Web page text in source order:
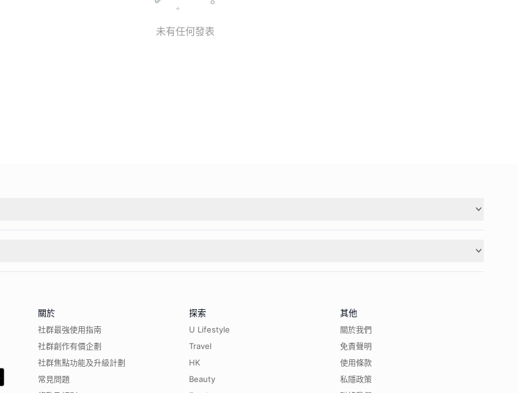
未有任何發表
關於
社群最強使用指南
社群創作有價企劃
社群焦點功能及升級計劃
常見問題
探索
U Lifestyle
Travel
HK
Beauty
其他
關於我們
免責聲明
使用條款
私隱政策